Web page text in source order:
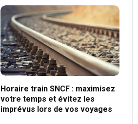
Horaire train SNCF : maximisez
votre temps et évitez les
imprévus lors de vos voyages